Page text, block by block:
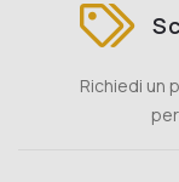
Richiedi un